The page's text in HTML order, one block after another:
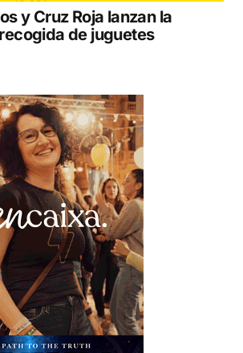
y Cruz Roja lanzan la
de juguetes